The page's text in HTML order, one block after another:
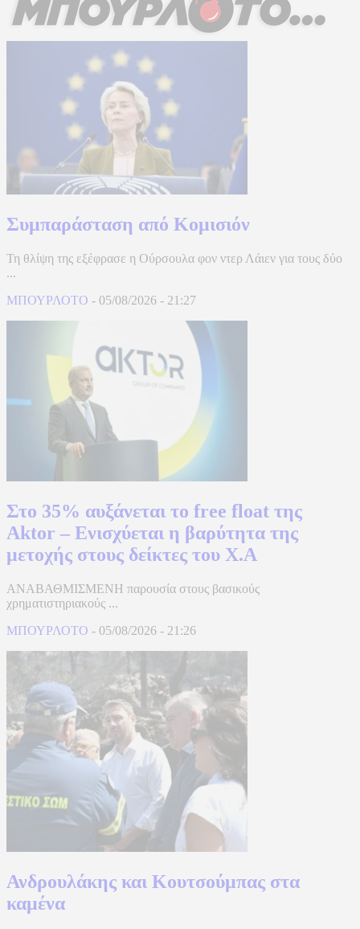
Συμπαράσταση από Κομισιόν
Τη θλίψη της εξέφρασε η Ούρσουλα φον ντερ Λάιεν για τους δύο
...
ΜΠΟΥΡΛΟΤΟ - 05/08/2026 - 21:27
Στο 35% αυξάνεται το free float της
Aktor – Ενισχύεται η βαρύτητα της
μετοχής στους δείκτες του Χ.Α
ΑΝΑΒΑΘΜΙΣΜΕΝΗ παρουσία στους βασικούς
χρηματιστηριακούς ...
ΜΠΟΥΡΛΟΤΟ - 05/08/2026 - 21:26
Ανδρουλάκης και Κουτσούμπας στα
καμένα